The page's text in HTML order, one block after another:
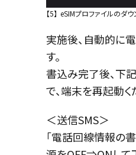
【5】 eSIMプロファイルのダ
実施後、自動的に
す。
書込み完了後、下
で、端末を再起動く
＜送信SMS＞
「電話回線情報の